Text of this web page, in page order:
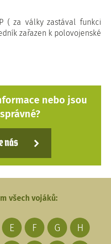
( za války zastával funkci
zařazen k polovojenské
nebo jsou
nás
všech vojáků:
E F G
H